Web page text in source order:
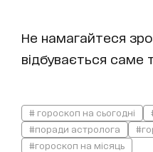
Не намагайтеся
відбувається саме
# гороскоп на сьогодні
#поради астролога
#гороскоп на місяць